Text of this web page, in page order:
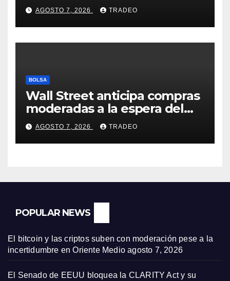
AGOSTO 7, 2026 TRADEO
BOLSA
Wall Street anticipa compras
moderadas a la espera del
informe de empleo de EEUU
AGOSTO 7, 2026 TRADEO
POPULAR NEWS
El bitcoin y las criptos suben con moderación pese a la
incertidumbre en Oriente Medio agosto 7, 2026
El Senado de EEUU bloquea la CLARITY Act y su